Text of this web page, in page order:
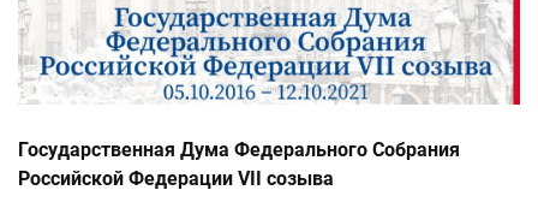
Государственная Дума Федерального Собрания
Российской Федерации VII созыва